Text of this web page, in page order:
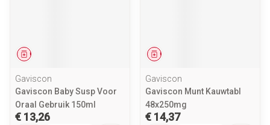
Geneesmiddel
Gaviscon
Gaviscon Baby Susp Voor
Oraal Gebruik 150ml
€ 13,26
Geneesmiddel
Gaviscon
Gaviscon Munt Kauwtabl
48x250mg
€ 14,37